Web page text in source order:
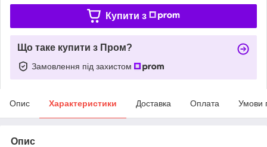
Купити з
Що таке купити з Пром?
Замовлення під захистом
Опис Характеристики Доставка Оплата Умови
Опис